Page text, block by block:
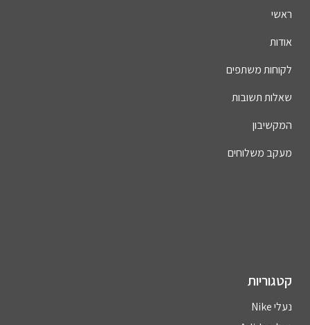
ראשי
אודות
לקוחות משתפים
שאלות תשובות
המקשיבון
מעקב משלוחים
קטגוריות
נעלי Nike